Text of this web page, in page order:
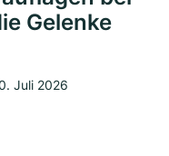
Gelenke
Juli 2026